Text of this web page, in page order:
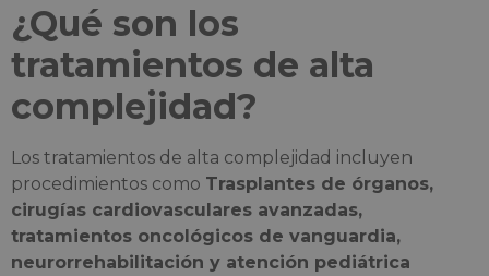
¿Qué son los
tratamientos de alta
complejidad?
Los tratamientos de alta complejidad incluyen
procedimientos como Trasplantes de órganos,
cirugías cardiovasculares avanzadas,
tratamientos oncológicos de vanguardia,
neurorrehabilitación y atención pediátrica